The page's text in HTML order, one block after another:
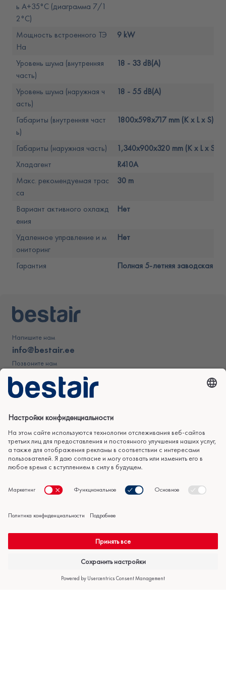
ь A+35°C (диаграмма 7/1
2°C)
Мощность встроенного ТЭ
На
9 kW
Уровень шума (внутренняя
часть)
18 - 33 dB(A)
Уровень шума (наружная ч
асть)
18 - 55 dB(A)
Габариты (внутренняя част
ь)
1800x598x717 mm (K x L x S)
Габариты (наружная часть)
1,340x900x320 mm (K x L x S)
Хладагент
R410A
Макс. рекомендуемая трас
са
30 m
Вариант активного охлажд
ения
Нет
Удаленное управление и м
ониторинг
Нет
Гарантия Полная 5-летняя заводская
Напишите нам
info@bestair.ee
Позвоните нам
+372 606 4350
Продукция
насос
Тепловые насосы
"воздух-вода"
Геотермальное
отопление
Полезная
Полезное
Обслуживание
Рассрочка
Выполненные работы
Спросите
Информация о
О предприятии
Сертификаты
Предложения работы
Условия продажи,
Авторское право © 2026 KliimaMarket OÜ. Все права защищены.
Подпишитесь на нашу рассылку.